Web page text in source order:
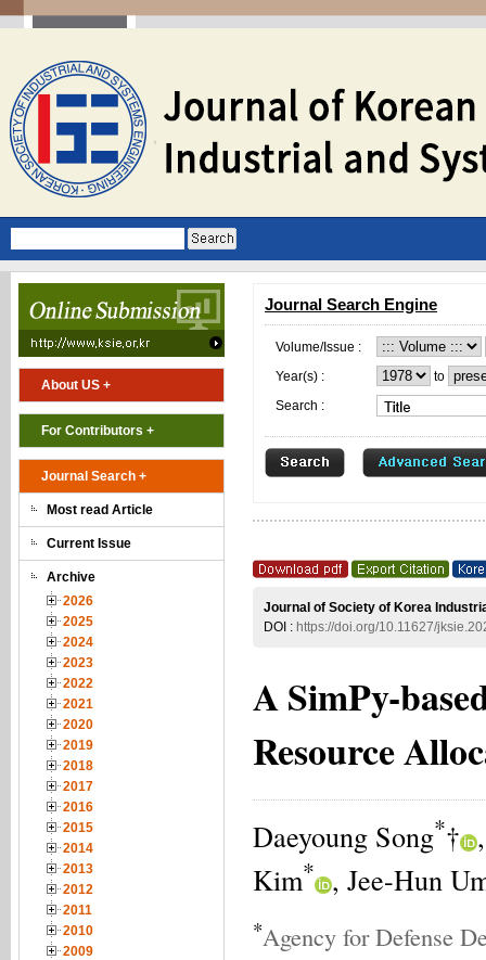
About US +
For Contributors +
Journal Search +
Most read Article
Current Issue
Archive
2026
2025
2024
2023
2022
2021
2020
2019
2018
2017
2016
2015
2014
2013
2012
2011
2010
2009
Journal Search Engine
Volume/Issue :
Year(s) :
to
Search :
Journal of Society of Korea
DOI : https://doi.org/10.11627/
A SimPy-
Resource
Daeyoung Song*†
Kim* , Jee-Hun
*Agency for Defense